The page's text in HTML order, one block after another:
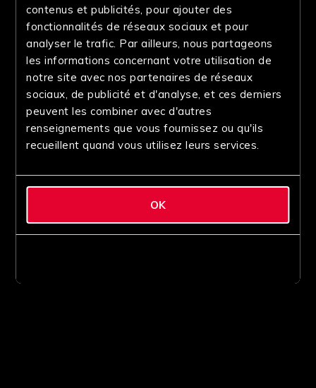
contenus et publicités, pour ajouter des
fonctionnalités de réseaux sociaux et pour
analyser le trafic. Par ailleurs, nous partageons
les informations concernant votre utilisation de
notre site avec nos partenaires de réseaux
sociaux, de publicité et d'analyse, et ces derniers
peuvent les combiner avec d'autres
renseignements que vous fournissez ou qu'ils
recueillent quand vous utilisez leurs services.
OK